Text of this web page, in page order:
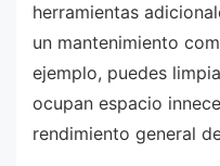
herramientas
un mantenimiento
ejemplo, puedes
ocupan espacio
rendimiento general